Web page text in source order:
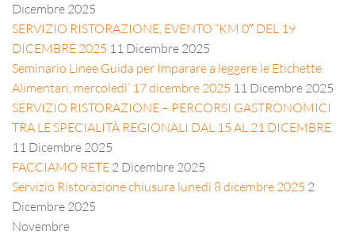
Dicembre 2025
SERVIZIO RISTORAZIONE, EVENTO “KM 0″ DEL 19
DICEMBRE 2025 11 Dicembre 2025
Seminario Linee Guida per Imparare a leggere le Etichette
Alimentari, mercoledì’ 17 dicembre 2025 11 Dicembre 2025
SERVIZIO RISTORAZIONE – PERCORSI GASTRONOMICI
TRA LE SPECIALITÀ REGIONALI DAL 15 AL 21 DICEMBRE
11 Dicembre 2025
FACCIAMO RETE 2 Dicembre 2025
Servizio Ristorazione chiusura lunedì 8 dicembre 2025 2
Dicembre 2025
Novembre